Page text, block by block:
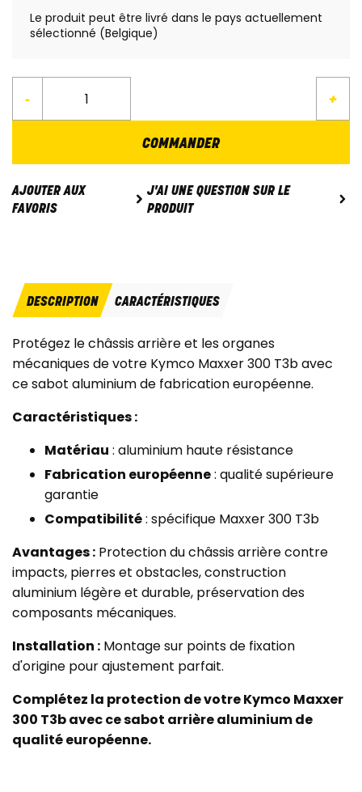
Le produit peut être livré dans le pays actuellement
sélectionné (Belgique)
- +
COMMANDER
AJOUTER AUX
FAVORIS
J'AI UNE QUESTION SUR LE
PRODUIT
DESCRIPTION CARACTÉRISTIQUES
Protégez le châssis arrière et les organes
mécaniques de votre Kymco Maxxer 300 T3b avec
ce sabot aluminium de fabrication européenne.
Caractéristiques :
Matériau : aluminium haute résistance
Fabrication européenne: qualité supérieure
garantie
Compatibilité: spécifique Maxxer 300 T3b
Avantages : Protection du châssis arrière contre
impacts, pierres et obstacles, construction
aluminium légère et durable, préservation des
composants mécaniques.
Installation : Montage sur points de fixation
d'origine pour ajustement parfait.
Complétez la protection de votre Kymco Maxxer
300 T3b avec ce sabot arrière aluminium de
qualité européenne.